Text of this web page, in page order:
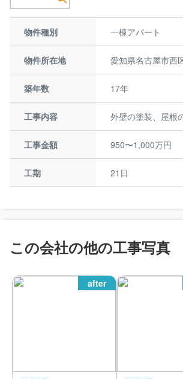
物件種別 一棟アパート
物件所在地 愛知県名古屋市西
築年数 17年
工事内容 外壁の塗装、屋根
工事金額 950〜1,000万円
工期 21日
この会社の他の工事写真
after